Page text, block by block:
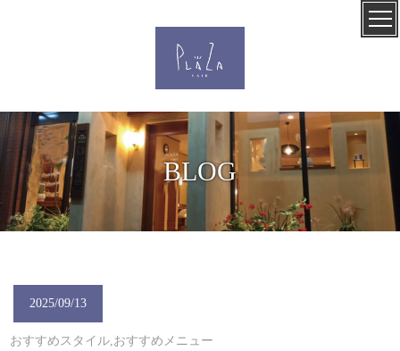
BLOG
2025/09/13
おすすめスタイル,おすすめメニュー